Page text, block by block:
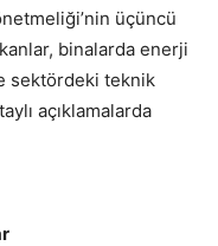
üçüncü
binalarda enerji
sektördeki teknik
açıklamalarda